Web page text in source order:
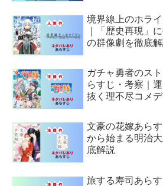
境界線上のホラ
｜「歴史再現」
の群像劇を徹底
ガチャ勇者のス
らすじ・考察｜
抜く理不尽コメ
文豪の花嫁あら
から始まる明治
底解説
旅する寿司あら